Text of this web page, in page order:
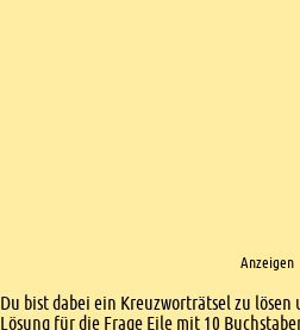
Anzeigen
Einleitung
Du bist dabei ein Kreuzworträtsel zu
Lösung für die Frage Eile mit 10